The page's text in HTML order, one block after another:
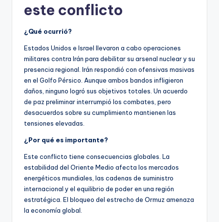
este conflicto
¿Qué ocurrió?
Estados Unidos e Israel llevaron a cabo operaciones
militares contra Irán para debilitar su arsenal nuclear y su
presencia regional. Irán respondió con ofensivas masivas
en el Golfo Pérsico. Aunque ambos bandos infligieron
daños, ninguno logró sus objetivos totales. Un acuerdo
de paz preliminar interrumpió los combates, pero
desacuerdos sobre su cumplimiento mantienen las
tensiones elevadas.
¿Por qué es importante?
Este conflicto tiene consecuencias globales. La
estabilidad del Oriente Medio afecta los mercados
energéticos mundiales, las cadenas de suministro
internacional y el equilibrio de poder en una región
estratégica. El bloqueo del estrecho de Ormuz amenaza
la economía global.